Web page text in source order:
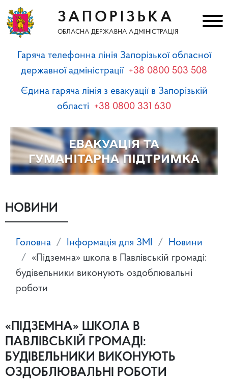
ЗАПОРІЗЬКА
ОБЛАСНА ДЕРЖАВНА АДМІНІСТРАЦІЯ
Гаряча телефонна лінія Запорізької обласної
державної адміністрації +38 0800 503 508
Єдина гаряча лінія з евакуації в Запорізькій
області +38 0800 331 630
НОВИНИ
Головна Інформація для ЗМІ
Новини
«Підземна» школа в Павлівській громаді:
будівельники виконують оздоблювальні
роботи
«ПІДЗЕМНА» ШКОЛА В
ПАВЛІВСЬКІЙ ГРОМАДІ:
БУДІВЕЛЬНИКИ ВИКОНУЮТЬ
ОЗДОБЛЮВАЛЬНІ РОБОТИ